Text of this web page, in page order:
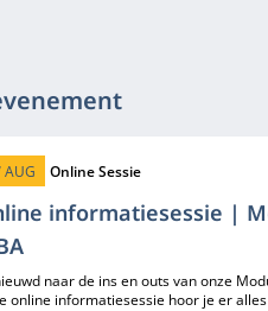
informatiesessie |
AUG Type:
Online Sessie
naar de ins en outs van onze
online informatiesessie hoor je er